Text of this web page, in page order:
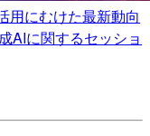
用にむけた最新動向
AIに関するセッショ